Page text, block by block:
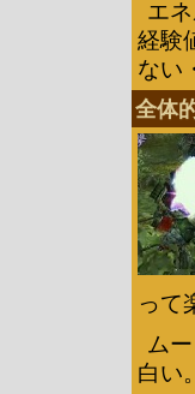
エ
経験
ない
全体
って
ム
白い